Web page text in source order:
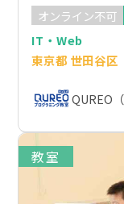
オンライン不可
IT・Web
東京都 世田谷区
QUREO
教室